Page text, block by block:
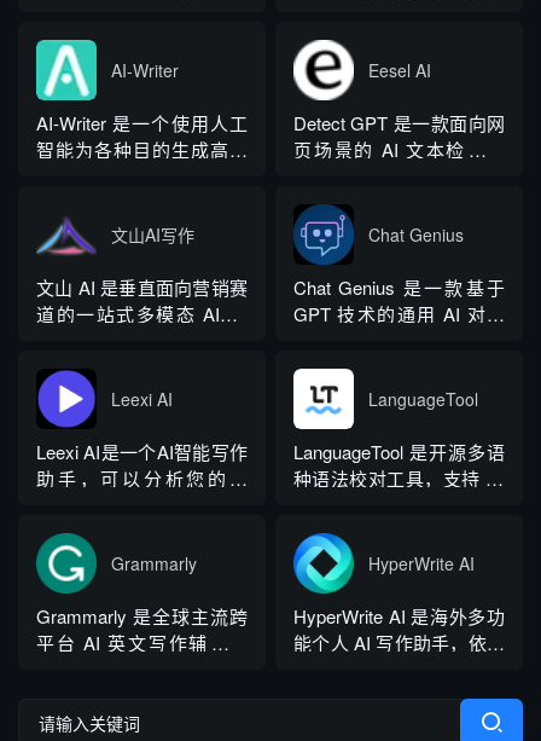
撰写、文稿合...
方法论与自研大模型算
法，大幅降低 AI 使用门
槛，无需专业提示词技巧
即可产出高质量文稿。平
台覆盖 20 余个行业领域、
公文、学术论文、电商短
视频、新媒体、文学创
作、多行业策划等上百类
场景，集成伪原创改写、
图生文、多语言翻译、
人顾问...
AI-Writer
AI-Writer 是一个使用人工
智能为各种目的生成高质
章、产品描述、登录页面
还是研究论文。
Eesel AI
Detect GPT 是一款面向网
页场景的 AI 文本检测工
主，核心能力是实时扫描
网页文字，甄别 GPT 系列
大模型产出内容，依托斯
坦福零样本概率曲率检测
技术，无需针对新模型重
文山AI写作
文山 AI 是垂直面向营销赛
道的一站式多模态 AIGC
成，依托深度学习算法学
习用户创作风格，适配新
闻稿、产品文案、广告宣
传等各类营销文体。内置
十大类海量行业模板，覆
求...
Chat Genius
Chat Genius 是一款基于
GPT 技术的通用 AI 对话
言处理能力实现图文双向
交互，支持自定义专属个
性化 AI 助理，覆盖问答查
询、内容创作、生活事务
辅助等场景。产品采用金
Leexi AI
Leexi AI是一个AI智能写作
助手，可以分析您的文
本的反馈和建议，帮助您
纠正语法、拼写和标点符
号错误等。
LanguageTool
LanguageTool 是开源多语
种语法校对工具，支持 30
盖英、西、德、法等主流
语种，区分六大英语地域
版本。工具除基础拼写语
法纠错外，还可校验标
点、大小写、语句冗余问
Grammarly
Grammarly 是全球主流跨
平台 AI 英文写作辅助工
搭载 GrammarlyGO 智能
HyperWrite AI
HyperWrite AI 是海外多功
能个人 AI 写作助手，依托
字处理工具，内置上百种
写作功能，支持原生网页